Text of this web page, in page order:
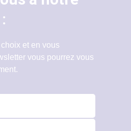
et en vous
vous pourrez vous